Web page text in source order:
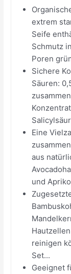
extrem
Seife
Schmutz
Poren
Sichere
Säuren:
Eine
aus
und
reinigen
Set...
Geeignet